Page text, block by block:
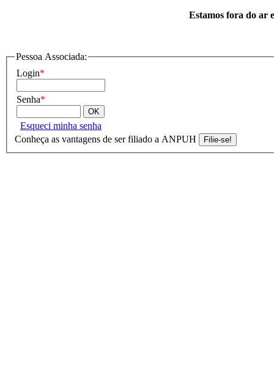
Estamos fora do ar
Pessoa Associada:
Login*
Senha*
Esqueci minha senha
Conheça as vantagens de ser filiado a ANPUH